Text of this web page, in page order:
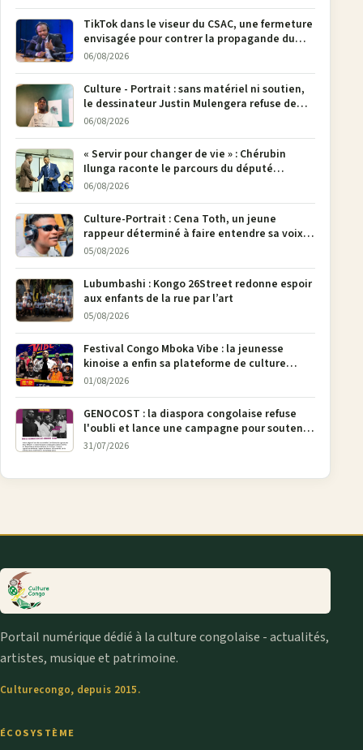
TikTok dans le viseur du CSAC, une fermeture
envisagée pour contrer la propagande du
M23
06/08/2026
Culture - Portrait : sans matériel ni soutien,
le dessinateur Justin Mulengera refuse de
poser son crayon
06/08/2026
« Servir pour changer de vie » : Chérubin
Ilunga raconte le parcours du député
national Jethro Muyombi Tshimbu en 137
06/08/2026
Culture-Portrait : Cena Toth, un jeune
rappeur déterminé à faire entendre sa voix à
Bunia
05/08/2026
Lubumbashi : Kongo 26Street redonne espoir
aux enfants de la rue par l’art
05/08/2026
Festival Congo Mboka Vibe : la jeunesse
kinoise a enfin sa plateforme de culture
urbaine
01/08/2026
GENOCOST : la diaspora congolaise refuse
l'oubli et lance une campagne pour soutenir
la pétition FONAREV depuis Bruxelles
31/07/2026
Portail numérique dédié à la culture congolaise - actualités,
artistes, musique et patrimoine.
Culturecongo, depuis 2015.
ÉCOSYSTÈME